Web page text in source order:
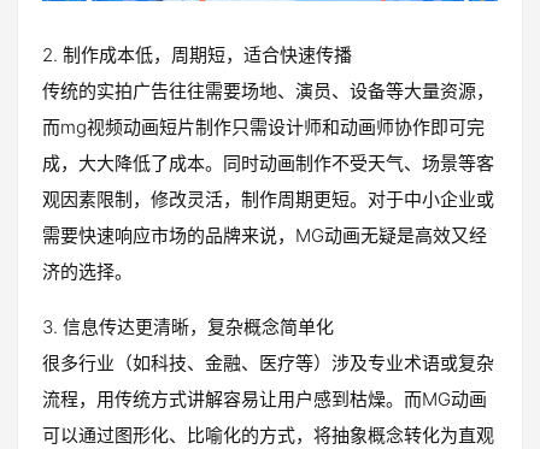
2. 制作成本低，周期短，适合快速传播
传统的实拍广告往往需要场地、演员、设备等大量资源，
而mg视频动画短片制作只需设计师和动画师协作即可完
成，大大降低了成本。同时动画制作不受天气、场景等客
观因素限制，修改灵活，制作周期更短。对于中小企业或
需要快速响应市场的品牌来说，MG动画无疑是高效又经
济的选择。
3. 信息传达更清晰，复杂概念简单化
很多行业（如科技、金融、医疗等）涉及专业术语或复杂
流程，用传统方式讲解容易让用户感到枯燥。而MG动画
可以通过图形化、比喻化的方式，将抽象概念转化为直观